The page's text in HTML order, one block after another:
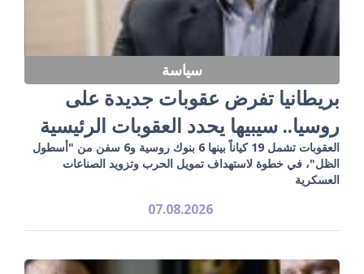
سياسة
بريطانيا تفرض عقوبات جديدة على
روسيا.. سيبيها يحدد العقوبات الرئيسية
العقوبات تشمل 19 كياناً بينها 6 بنوك روسية و6 سفن من "أسطول
الظل"، في خطوة لاستهداف تمويل الحرب وتزويد الصناعات
العسكرية
07.08.2026